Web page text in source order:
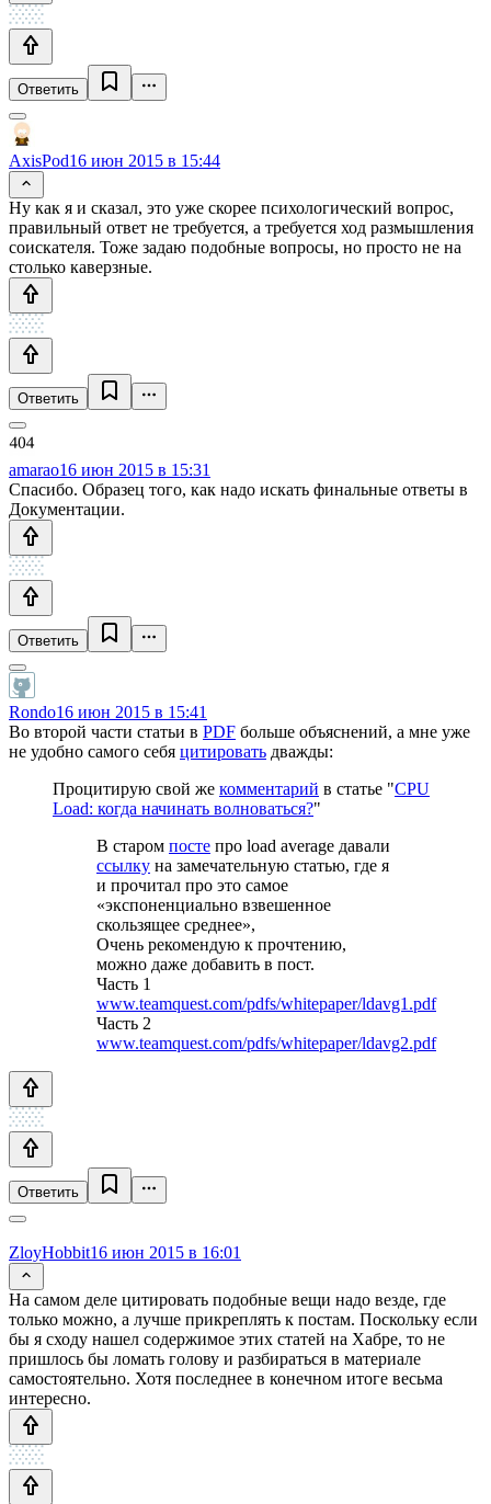
Ответить
AxisPod16 июн 2015 в 15:44
Ну как я и сказал, это уже скорее психологический вопрос,
правильный ответ не требуется, а требуется ход размышления
соискателя. Тоже задаю подобные вопросы, но просто не на
столько каверзные.
Ответить
amarao16 июн 2015 в 15:31
Спасибо. Образец того, как надо искать финальные ответы в
Документации.
Ответить
Rondo16 июн 2015 в 15:41
Во второй части статьи в PDF больше объяснений, а мне уже
не удобно самого себя цитировать дважды:
Процитирую свой же комментарий в статье "CPU
Load: когда начинать волноваться?"
В старом посте про load average давали
ссылку на замечательную статью, где я
и прочитал про это самое
«экспоненциально взвешенное
скользящее среднее»,
Очень рекомендую к прочтению,
можно даже добавить в пост.
Часть 1
www.teamquest.com/pdfs/whitepaper/ldavg1.pdf
Часть 2
www.teamquest.com/pdfs/whitepaper/ldavg2.pdf
Ответить
ZloyHobbit16 июн 2015 в 16:01
На самом деле цитировать подобные вещи надо везде, где
только можно, а лучше прикреплять к постам. Поскольку если
бы я сходу нашел содержимое этих статей на Хабре, то не
пришлось бы ломать голову и разбираться в материале
самостоятельно. Хотя последнее в конечном итоге весьма
интересно.